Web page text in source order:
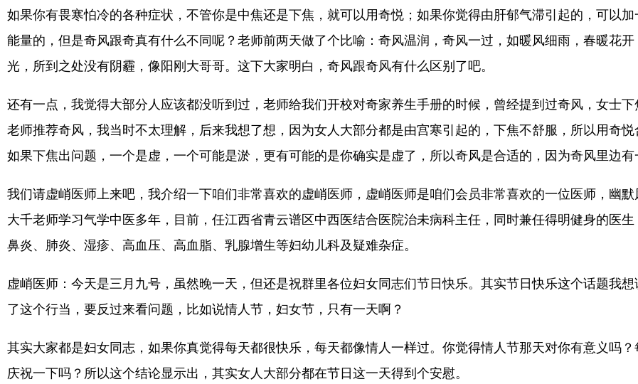
如果你有畏寒怕冷的各种症状，不管你是中焦还是下焦，就可以用奇悦；如果你觉得由肝郁气滞引起的，可以
能量的，但是奇风跟奇真有什么不同呢？老师前两天做了个比喻：奇风温润，奇风一过，如暖风细雨，春暖花
光，所到之处没有阴霾，像阳刚大哥哥。这下大家明白，奇风跟奇风有什么区别了吧。
还有一点，我觉得大部分人应该都没听到过，老师给我们开校对奇家养生手册的时候，曾经提到过奇风，女士
老师推荐奇风，我当时不太理解，后来我想了想，因为女人大部分都是由宫寒引起的，下焦不舒服，所以用奇
如果下焦出问题，一个是虚，一个可能是淤，更有可能的是你确实是虚了，所以奇风是合适的，因为奇风里边有
我们请虚峭医师上来吧，我介绍一下咱们非常喜欢的虚峭医师，虚峭医师是咱们会员非常喜欢的一位医师，幽
大千老师学习气学中医多年，目前，任江西省青云谱区中西医结合医院治未病科主任，同时兼任得明健身的医
鼻炎、肺炎、湿疹、高血压、高血脂、乳腺增生等妇幼儿科及疑难杂症。
虚峭医师：今天是三月九号，虽然晚一天，但还是祝群里各位妇女同志们节日快乐。其实节日快乐这个话题我
了这个行当，要反过来看问题，比如说情人节，妇女节，只有一天啊？
其实大家都是妇女同志，如果你真觉得每天都很快乐，每天都像情人一样过。你觉得情人节那天对你有意义吗
庆祝一下吗？所以这个结论显示出，其实女人大部分都在节日这一天得到个安慰。